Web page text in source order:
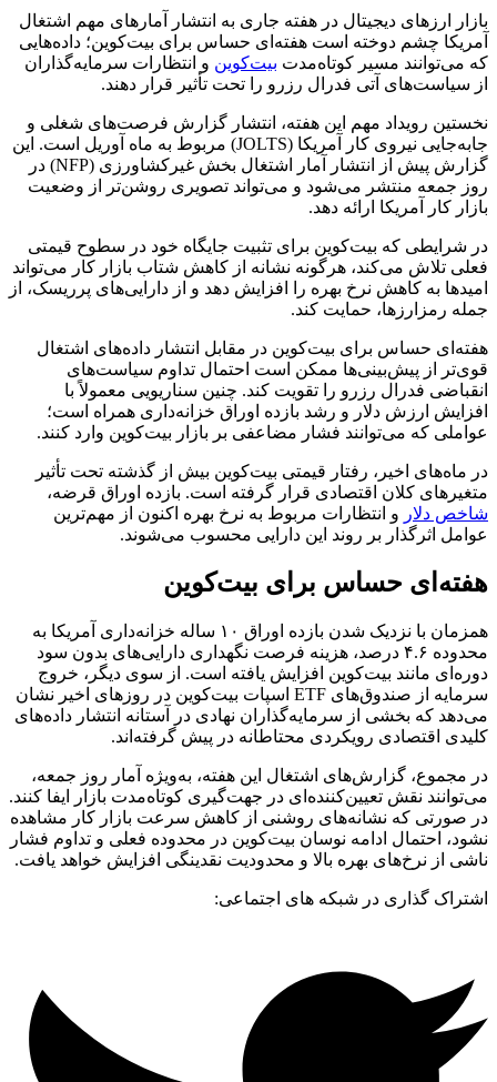
بازار ارزهای دیجیتال در هفته جاری به انتشار آمارهای مهم اشتغال
آمریکا چشم دوخته است هفته‌ای حساس برای بیت‌کوین؛ داده‌هایی
که می‌توانند مسیر کوتاه‌مدت بیت‌کوین و انتظارات سرمایه‌گذاران
از سیاست‌های آتی فدرال رزرو را تحت تأثیر قرار دهند.
نخستین رویداد مهم این هفته، انتشار گزارش فرصت‌های شغلی و
جابه‌جایی نیروی کار آمریکا (JOLTS) مربوط به ماه آوریل است. این
گزارش پیش از انتشار آمار اشتغال بخش غیرکشاورزی (NFP) در
روز جمعه منتشر می‌شود و می‌تواند تصویری روشن‌تر از وضعیت
بازار کار آمریکا ارائه دهد.
در شرایطی که بیت‌کوین برای تثبیت جایگاه خود در سطوح قیمتی
فعلی تلاش می‌کند، هرگونه نشانه از کاهش شتاب بازار کار می‌تواند
امیدها به کاهش نرخ بهره را افزایش دهد و از دارایی‌های پرریسک، از
جمله رمزارزها، حمایت کند.
هفته‌ای حساس برای بیت‌کوین در مقابل انتشار داده‌های اشتغال
قوی‌تر از پیش‌بینی‌ها ممکن است احتمال تداوم سیاست‌های
انقباضی فدرال رزرو را تقویت کند. چنین سناریویی معمولاً با
افزایش ارزش دلار و رشد بازده اوراق خزانه‌داری همراه است؛
عواملی که می‌توانند فشار مضاعفی بر بازار بیت‌کوین وارد کنند.
در ماه‌های اخیر، رفتار قیمتی بیت‌کوین بیش از گذشته تحت تأثیر
متغیرهای کلان اقتصادی قرار گرفته است. بازده اوراق قرضه،
شاخص دلار و انتظارات مربوط به نرخ بهره اکنون از مهم‌ترین
عوامل اثرگذار بر روند این دارایی محسوب می‌شوند.
هفته‌ای حساس برای بیت‌کوین
همزمان با نزدیک شدن بازده اوراق ۱۰ ساله خزانه‌داری آمریکا به
محدوده ۴.۶ درصد، هزینه فرصت نگهداری دارایی‌های بدون سود
دوره‌ای مانند بیت‌کوین افزایش یافته است. از سوی دیگر، خروج
سرمایه از صندوق‌های ETF اسپات بیت‌کوین در روزهای اخیر نشان
می‌دهد که بخشی از سرمایه‌گذاران نهادی در آستانه انتشار داده‌های
کلیدی اقتصادی رویکردی محتاطانه در پیش گرفته‌اند.
در مجموع، گزارش‌های اشتغال این هفته، به‌ویژه آمار روز جمعه،
می‌توانند نقش تعیین‌کننده‌ای در جهت‌گیری کوتاه‌مدت بازار ایفا کنند.
در صورتی که نشانه‌های روشنی از کاهش سرعت بازار کار مشاهده
نشود، احتمال ادامه نوسان بیت‌کوین در محدوده فعلی و تداوم فشار
ناشی از نرخ‌های بهره بالا و محدودیت نقدینگی افزایش خواهد یافت.
اشتراک گذاری در شبکه های اجتماعی: